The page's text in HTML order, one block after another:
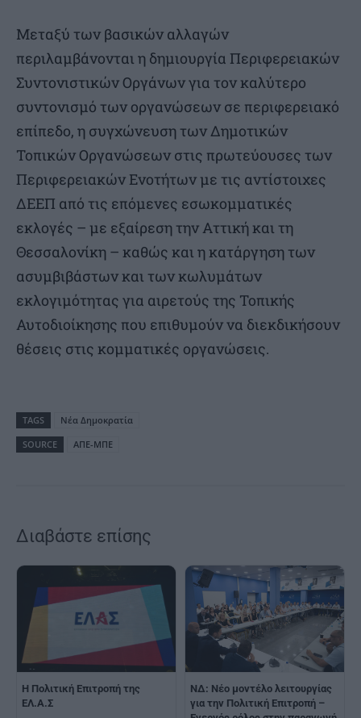
Μεταξύ των βασικών αλλαγών
περιλαμβάνονται η δημιουργία Περιφερειακών
Συντονιστικών Οργάνων για τον καλύτερο
συντονισμό των οργανώσεων σε περιφερειακό
επίπεδο, η συγχώνευση των Δημοτικών
Τοπικών Οργανώσεων στις πρωτεύουσες των
Περιφερειακών Ενοτήτων με τις αντίστοιχες
ΔΕΕΠ από τις επόμενες εσωκομματικές
εκλογές – με εξαίρεση την Αττική και τη
Θεσσαλονίκη – καθώς και η κατάργηση των
ασυμβιβάστων και των κωλυμάτων
εκλογιμότητας για αιρετούς της Τοπικής
Αυτοδιοίκησης που επιθυμούν να διεκδικήσουν
θέσεις στις κομματικές οργανώσεις.
TAGS
Νέα Δημοκρατία
SOURCE
ΑΠΕ-ΜΠΕ
Διαβάστε επίσης
Η Πολιτική Επιτροπή της
ΕΛ.Α.Σ
ΝΔ: Νέο μοντέλο λειτουργίας
για την Πολιτική Επιτροπή –